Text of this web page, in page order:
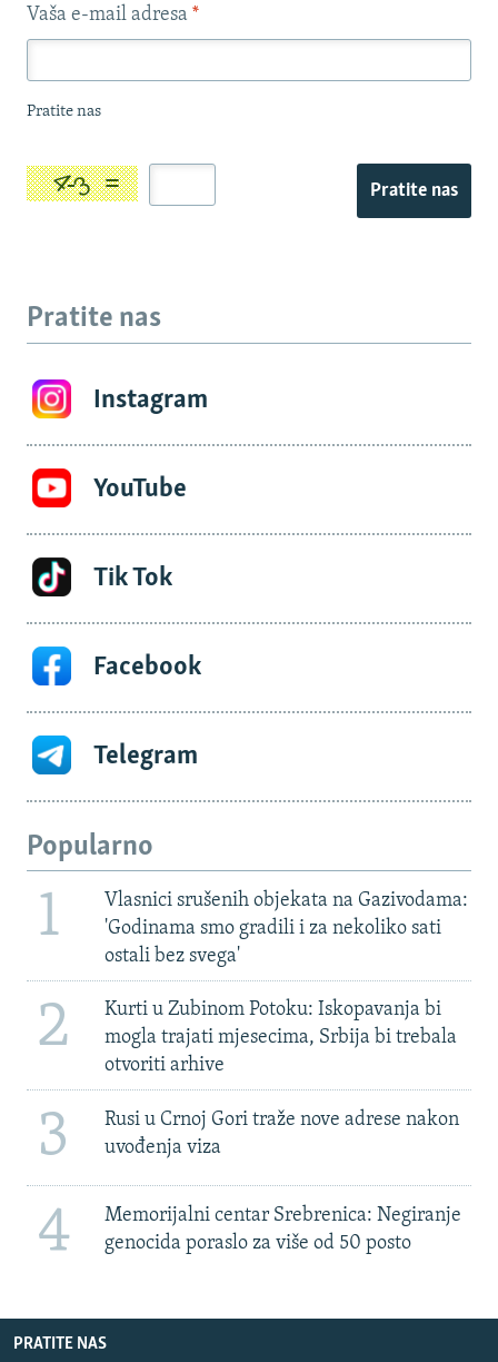
Vaša e-mail adresa *
Pratite nas
Pratite nas
Pratite nas
Instagram
YouTube
Tik Tok
Facebook
Telegram
Popularno
1
Vlasnici srušenih objekata na Gazivodama:
'Godinama smo gradili i za nekoliko sati
ostali bez svega'
2
Kurti u Zubinom Potoku: Iskopavanja bi
mogla trajati mjesecima, Srbija bi trebala
otvoriti arhive
3
Rusi u Crnoj Gori traže nove adrese nakon
uvođenja viza
4
Memorijalni centar Srebrenica: Negiranje
genocida poraslo za više od 50 posto
PRATITE NAS